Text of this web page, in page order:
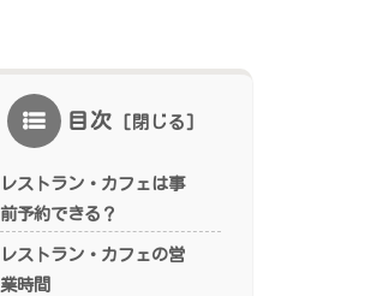
目次
レストラン・カフェは事
前予約できる？
レストラン・カフェの営
業時間